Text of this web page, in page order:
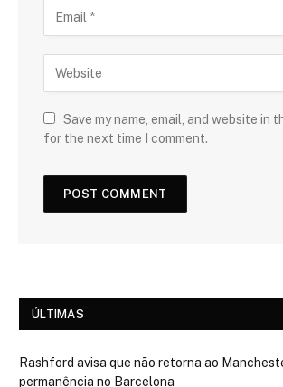
Save my name, email, and website in
for the next time I comment.
ÚLTIMAS
Rashford avisa que não retorna ao
permanência no Barcelona